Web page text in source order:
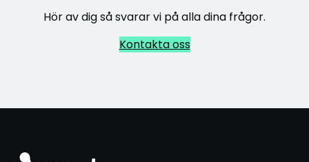
Hör av dig så svarar vi på alla dina frågor.
Kontakta oss